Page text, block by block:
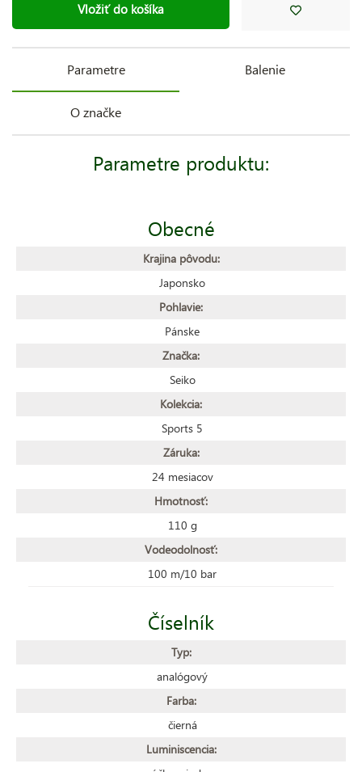
Vložiť do košíka
Parametre Balenie
O značke
Parametre produktu:
Obecné
Krajina pôvodu:
Japonsko
Pohlavie:
Pánske
Značka:
Seiko
Kolekcia:
Sports 5
Záruka:
24 mesiacov
Hmotnosť:
110 g
Vodeodolnosť:
100 m/10 bar
Číselník
Typ:
analógový
Farba:
čierná
Luminiscencia: